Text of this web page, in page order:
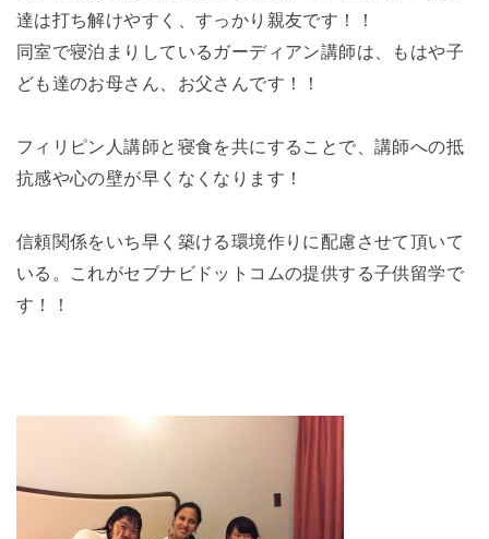
達は打ち解けやすく、すっかり親友です！！
同室で寝泊まりしているガーディアン講師は、もはや子
ども達のお母さん、お父さんです！！
フィリピン人講師と寝食を共にすることで、講師への抵
抗感や心の壁が早くなくなります！
信頼関係をいち早く築ける環境作りに配慮させて頂いて
いる。これがセブナビドットコムの提供する子供留学で
す！！